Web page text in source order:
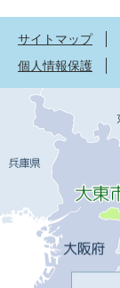
サイトマップ
個人情報保護